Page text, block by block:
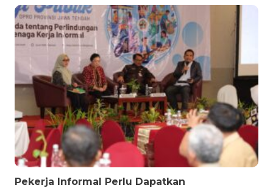
Pekerja Informal Perlu Dapatkan